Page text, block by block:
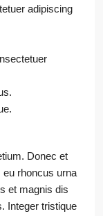
adipiscing
Donec et
rhoncus urna
et magnis dis
Integer tristique